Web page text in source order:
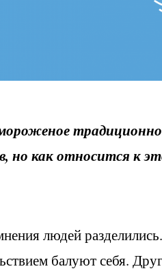
но как относится к
людей
балуют себя.